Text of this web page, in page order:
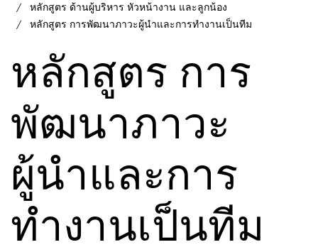
หลักสูตร ด้านผู้บริหาร หัวหน้างาน และลูกน้อง
หลักสูตร การพัฒนาภาวะผู้นำและการทำงานเป็นทีม
หลักสูตร การ
พัฒนาภาวะ
ผู้นำและการ
ทำงานเป็นทีม